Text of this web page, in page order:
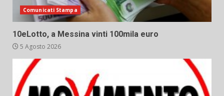
Comunicati Stampa
10eLotto, a Messina vinti 100mila euro
5 Agosto 2026